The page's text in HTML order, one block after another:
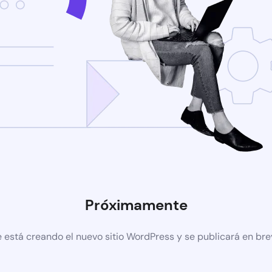
Próximamente
está creando el nuevo sitio WordPress y se publicará en